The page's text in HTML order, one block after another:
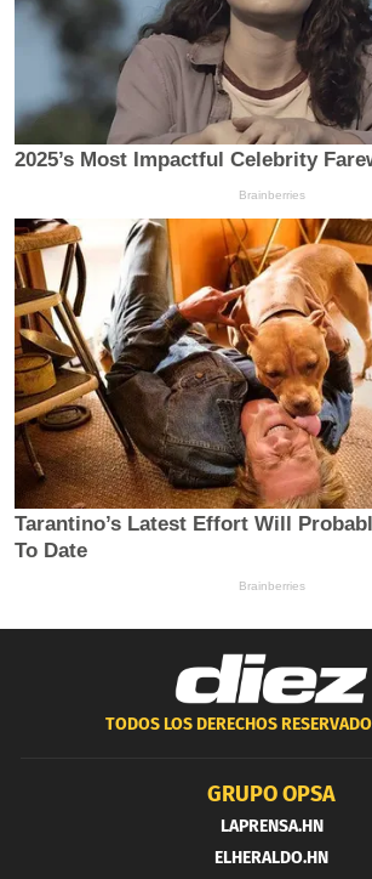
TODOS LOS DERECHOS
GRUPO OPSA
LAPRENSA.HN
ELHERALDO.HN